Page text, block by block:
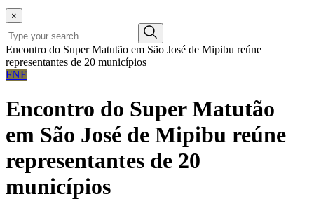
×
Encontro do Super Matutão em São José de Mipibu reúne
representantes de 20 municípios
FNF
Encontro do Super Matutão
em São José de Mipibu reúne
representantes de 20
municípios